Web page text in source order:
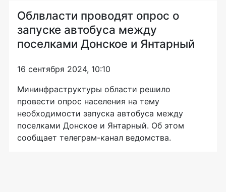
Облвласти проводят опрос о
запуске автобуса между
поселками Донское и Янтарный
16 сентября 2024, 10:10
Мининфраструктуры области решило
провести опрос населения на тему
необходимости запуска автобуса между
поселками Донское и Янтарный. Об этом
сообщает телеграм-канал ведомства.